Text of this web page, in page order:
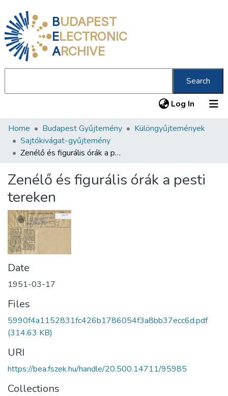
BUDAPEST
ELECTRONIC
ARCHIVE
Search
Log In (current)
Communities & Collections
All of DSpace
About us
Home Budapest Gyűjtemény
Különgyűjtemények
Sajtókivágat-gyűjtemény
Zenélő és figurális órák a pesti tereken
Zenélő és figurális órák a pesti
tereken
Date
1951-03-17
Files
5990f4a1152831fc426b1786054f3a8bb37ecc6d.pdf
(314.63 KB)
URI
https://bea.fszek.hu/handle/20.500.14711/95985
Collections